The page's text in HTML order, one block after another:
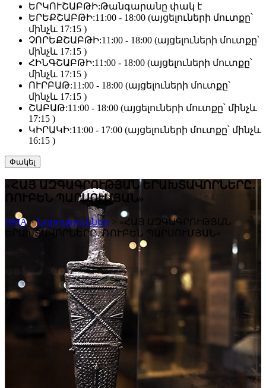
ԵՐԿՈՒՇԱԲԹԻ:Թանգարանը փակ է
ԵՐԵՔՇԱԲԹԻ:11:00 - 18:00 (այցելուների մուտքը՝
մինչև 17:15 )
ՉՈՐԵՔՇԱԲԹԻ:11:00 - 18:00 (այցելուների մուտքը՝
մինչև 17:15 )
ՀԻՆԳՇԱԲԹԻ:11:00 - 18:00 (այցելուների մուտքը՝
մինչև 17:15 )
ՈՒՐԲԱԹ:11:00 - 18:00 (այցելուների մուտքը՝
մինչև 17:15 )
ՇԱԲԱԹ:11:00 - 18:00 (այցելուների մուտքը՝ մինչև
17:15 )
ԿԻՐԱԿԻ:11:00 - 17:00 (այցելուների մուտքը՝ մինչև
16:15 )
Փակել
«ՀԱՅ ԱԶԳԱԳՐՈՒԹՅԱՆ ԵՐԱԽՏԱՎՈՐՆԵՐԸ․
ՌՈՒԲԵՆ ՊԱՐՍՈՒՄՅԱՆ»
HMA>Նորություններ > «ՀԱՅ ԱԶԳԱԳՐՈՒԹՅԱՆ
ԵՐԱԽՏԱՎՈՐՆԵՐԸ․ ՌՈՒԲԵՆ ՊԱՐՍՈՒՄՅԱՆ»